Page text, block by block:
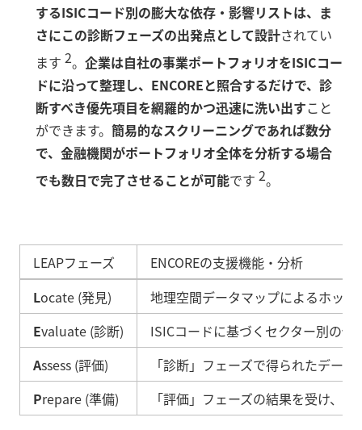
するISICコード別の膨大な依存・影響リストは、ま
さにこの診断フェーズの出発点として設計されてい
ます 2。 企業は自社の事業ポートフォリオをISICコー
ドに沿って整理し、ENCOREと照合するだけで、診
断すべき優先項目を網羅的かつ迅速に洗い出すこと
ができます。 簡易的なスクリーニングであれば数分
で、金融機関がポートフォリオ全体を分析する場合
でも数日で完了させることが可能です 2。
LEAPフェーズ
ENCOREの支援機能・分析
Locate (発見)
地理空間データマップによるホッ
Evaluate (診断)
ISICコードに基づくセクター別の
Assess (評価)
「診断」フェーズで得られたデー
Prepare (準備) 「評価」フェーズの結果を受け、